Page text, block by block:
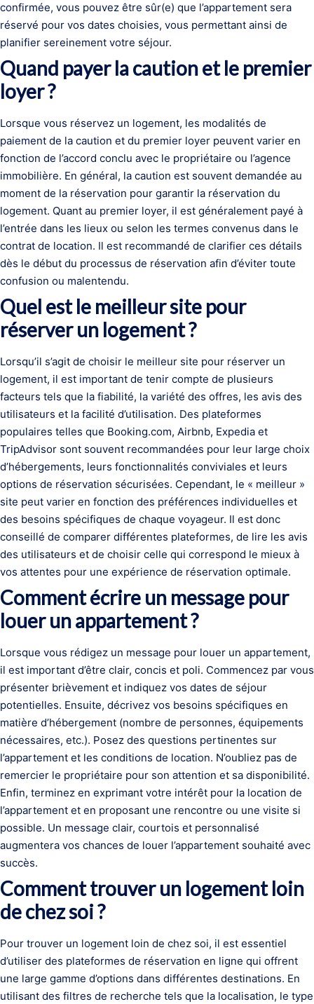
confirmée, vous pouvez être sûr(e) que l’appartement sera
réservé pour vos dates choisies, vous permettant ainsi de
planifier sereinement votre séjour.
Quand payer la caution et le premier
loyer ?
Lorsque vous réservez un logement, les modalités de
paiement de la caution et du premier loyer peuvent varier en
fonction de l’accord conclu avec le propriétaire ou l’agence
immobilière. En général, la caution est souvent demandée au
moment de la réservation pour garantir la réservation du
logement. Quant au premier loyer, il est généralement payé à
l’entrée dans les lieux ou selon les termes convenus dans le
contrat de location. Il est recommandé de clarifier ces détails
dès le début du processus de réservation afin d’éviter toute
confusion ou malentendu.
Quel est le meilleur site pour
réserver un logement ?
Lorsqu’il s’agit de choisir le meilleur site pour réserver un
logement, il est important de tenir compte de plusieurs
facteurs tels que la fiabilité, la variété des offres, les avis des
utilisateurs et la facilité d’utilisation. Des plateformes
populaires telles que Booking.com, Airbnb, Expedia et
TripAdvisor sont souvent recommandées pour leur large choix
d’hébergements, leurs fonctionnalités conviviales et leurs
options de réservation sécurisées. Cependant, le « meilleur »
site peut varier en fonction des préférences individuelles et
des besoins spécifiques de chaque voyageur. Il est donc
conseillé de comparer différentes plateformes, de lire les avis
des utilisateurs et de choisir celle qui correspond le mieux à
vos attentes pour une expérience de réservation optimale.
Comment écrire un message pour
louer un appartement ?
Lorsque vous rédigez un message pour louer un appartement,
il est important d’être clair, concis et poli. Commencez par vous
présenter brièvement et indiquez vos dates de séjour
potentielles. Ensuite, décrivez vos besoins spécifiques en
matière d’hébergement (nombre de personnes, équipements
nécessaires, etc.). Posez des questions pertinentes sur
l’appartement et les conditions de location. N’oubliez pas de
remercier le propriétaire pour son attention et sa disponibilité.
Enfin, terminez en exprimant votre intérêt pour la location de
l’appartement et en proposant une rencontre ou une visite si
possible. Un message clair, courtois et personnalisé
augmentera vos chances de louer l’appartement souhaité avec
succès.
Comment trouver un logement loin
de chez soi ?
Pour trouver un logement loin de chez soi, il est essentiel
d’utiliser des plateformes de réservation en ligne qui offrent
une large gamme d’options dans différentes destinations. En
utilisant des filtres de recherche tels que la localisation, le type